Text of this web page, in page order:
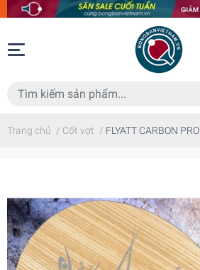
Trang chủ / Cốt vợt / FLYATT CARBON PRO